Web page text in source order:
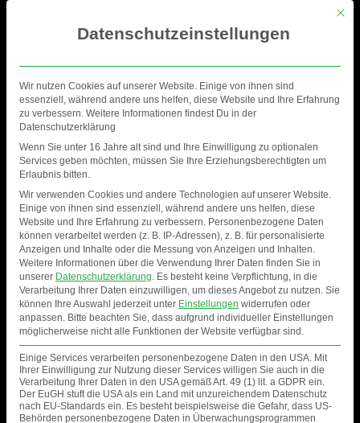
27-06-2020 GESTÖRT
ABER GEIL | CRUISE INN
HAMBURG
Mit
Datenschutzeinstellungen
Wir nutzen Cookies auf unserer Website. Einige von ihnen sind
essenziell, während andere uns helfen, diese Website und Ihre Erfahrung
zu verbessern. Weitere Informationen findest Du in der
Datenschutzerklärung
Wenn Sie unter 16 Jahre alt sind und Ihre Einwilligung zu optionalen
Services geben möchten, müssen Sie Ihre Erziehungsberechtigten um
Erlaubnis bitten.
Wir verwenden Cookies und andere Technologien auf unserer Website.
Einige von ihnen sind essenziell, während andere uns helfen, diese
Website und Ihre Erfahrung zu verbessern. Personenbezogene Daten
können verarbeitet werden (z. B. IP-Adressen), z. B. für personalisierte
Anzeigen und Inhalte oder die Messung von Anzeigen und Inhalten.
Weitere Informationen über die Verwendung Ihrer Daten finden Sie in
unserer Datenschutzerklärung. Es besteht keine Verpflichtung, in die
Verarbeitung Ihrer Daten einzuwilligen, um dieses Angebot zu nutzen. Sie
können Ihre Auswahl jederzeit unter Einstellungen widerrufen oder
anpassen. Bitte beachten Sie, dass aufgrund individueller Einstellungen
möglicherweise nicht alle Funktionen der Website verfügbar sind.
Einige Services verarbeiten personenbezogene Daten in den USA. Mit
Ihrer Einwilligung zur Nutzung dieser Services willigen Sie auch in die
Verarbeitung Ihrer Daten in den USA gemäß Art. 49 (1) lit. a GDPR ein.
Der EuGH stuft die USA als ein Land mit unzureichendem Datenschutz
nach EU-Standards ein. Es besteht beispielsweise die Gefahr, dass US-
Behörden personenbezogene Daten in Überwachungsprogrammen